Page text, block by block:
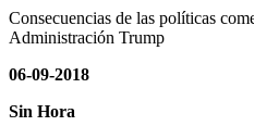
Consecuencias de las políticas
Administración Trump
06-09-2018
Sin Hora